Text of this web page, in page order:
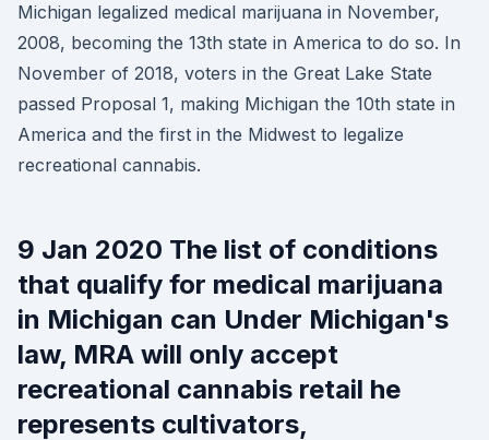
Michigan legalized medical marijuana in November,
2008, becoming the 13th state in America to do so. In
November of 2018, voters in the Great Lake State
passed Proposal 1, making Michigan the 10th state in
America and the first in the Midwest to legalize
recreational cannabis.
9 Jan 2020 The list of conditions
that qualify for medical marijuana
in Michigan can Under Michigan's
law, MRA will only accept
recreational cannabis retail he
represents cultivators,